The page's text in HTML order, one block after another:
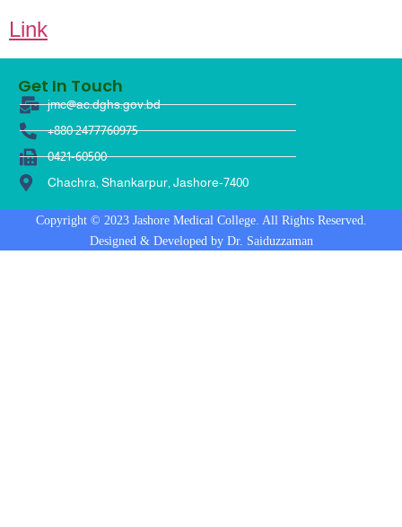
Link
Get In Touch
jmc@ac.dghs.gov.bd
+880 2477760975
0421-60500
Chachra, Shankarpur, Jashore-7400
Copyright © 2023 Jashore Medical College. All Rights Reserved.
Designed & Developed by Dr. Saiduzzaman